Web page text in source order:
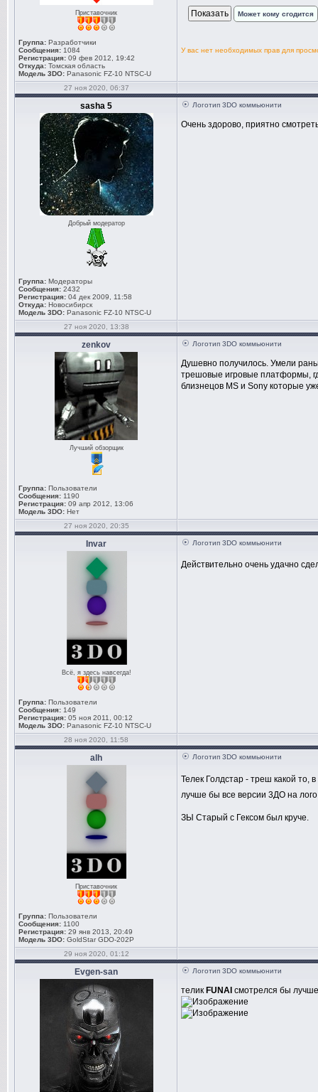
Приставочник
Группа: Разработчики
Сообщения: 1084
Регистрация: 09 фев 2012, 19:42
Откуда: Томская область
Модель 3DO: Panasonic FZ-10 NTSC-U
Может кому сгодится
У вас нет необходимых прав для
27 ноя 2020, 06:37
sasha 5
Добрый модератор
Группа: Модераторы
Сообщения: 2432
Регистрация: 04 дек 2009, 11:58
Откуда: Новосибирск
Модель 3DO: Panasonic FZ-10 NTSC-U
Логотип 3DO коммьюнити
Очень здорово, приятно
27 ноя 2020, 13:38
zenkov
Лучший обзорщик
Группа: Пользователи
Сообщения: 1190
Регистрация: 09 апр 2012, 13:06
Модель 3DO: Нет
Логотип 3DO коммьюнити
Душевно получилось. Умели
трешовые игровые платформы,
близнецов MS и Sony которые
27 ноя 2020, 20:35
Invar
Всё, я здесь навсегда!
Группа: Пользователи
Сообщения: 149
Регистрация: 05 ноя 2011, 00:12
Модель 3DO: Panasonic FZ-10 NTSC-U
Логотип 3DO коммьюнити
Действительно очень удачно
28 ноя 2020, 11:58
alh
Приставочник
Группа: Пользователи
Сообщения: 1100
Регистрация: 29 янв 2013, 20:49
Модель 3DO: GoldStar GDO-202P
Логотип 3DO коммьюнити
Телек Голдстар - треш какой то,
лучше бы все версии 3ДО на
ЗЫ Старый с Гексом был круче.
29 ноя 2020, 01:12
Evgen-san Логотип 3DO коммьюнити
телик FUNAI смотрелся бы